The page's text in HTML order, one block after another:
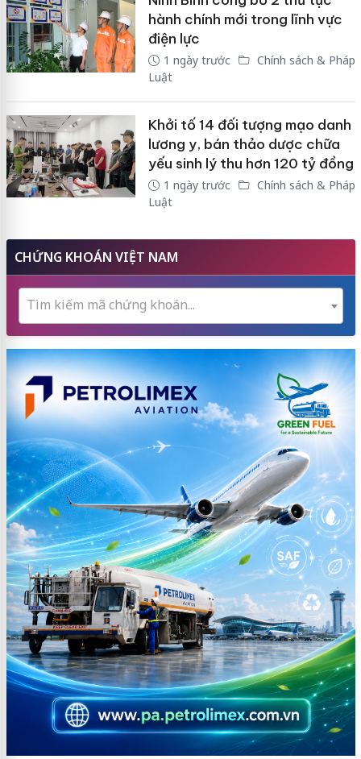
hành chính mới trong lĩnh vực
điện lực
1 ngày trước
Chính sách & Pháp
Luật
Khởi tố 14 đối tượng mạo danh
lương y, bán thảo dược chữa
yếu sinh lý thu hơn 120 tỷ đồng
1 ngày trước
Chính sách & Pháp
Luật
CHỨNG KHOÁN VIỆT NAM
Tìm kiếm mã chứng khoán...